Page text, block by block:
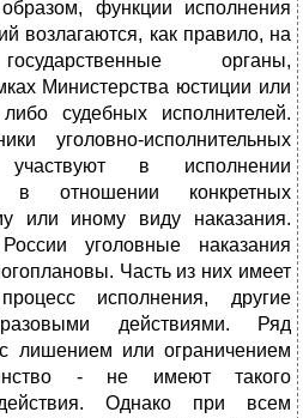
функции исполнения
возлагаются, как правило, на
органы,
Министерства юстиции или
судебных исполнителей.
уголовно-исполнительных
участвуют в исполнении
в отношении конкретных
или иному виду наказания.
уголовные наказания
Часть из них имеет
исполнения, другие
разовыми действиями. Ряд
лишением или ограничением
- не имеют такого
Однако при всем